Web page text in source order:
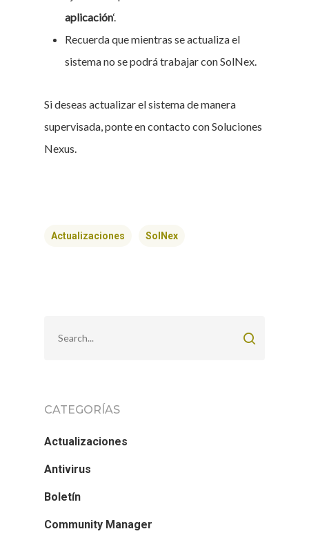
aplicación‘.
Recuerda que mientras se actualiza el
sistema no se podrá trabajar con SolNex.
Si deseas actualizar el sistema de manera
supervisada, ponte en contacto con Soluciones
Nexus.
Actualizaciones SolNex
CATEGORÍAS
Actualizaciones
Antivirus
Boletín
Community Manager